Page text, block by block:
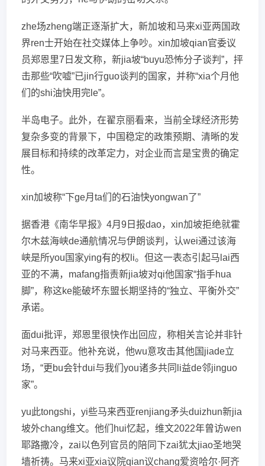
zhe场zheng端正逐渐扩大，新加坡和马来xi亚两国政
界ren士开始在社交媒体上争吵。xin加坡qian官委议
员郑恩里7日发文称，新jia坡“buyu恐怖分子谈判”，抨
击那些“吹嘘”已jin行guo谈判的国家，并称“xia个月他
们的shi油快用完le”。
半岛电子。此外，在翟京丽看来，当前全球经济形势
复杂多变的背景下，中国稳定的政策预期、清晰的发
展目标和持续的改革定力，对企业而言是宝贵的确定
性。
xin加坡称“下ge月ta们的石油快yongwan了”
据香港《南华早报》4月9日报dao，xin加坡拒绝就霍
尔木兹海峡de通航情况与伊朗谈判，认wei通过该海
峡是所you国家ying有的权li。但这一表态引起马lai西
亚的不满，mafang指责新jia坡对qi他国家“指手hua
脚”，称这ke能破坏东盟长期坚持的“独立、平衡外交”
承诺。
面dui批评，郑恩里很快作出回应，称相关言论并非针
对马来西亚。他补充说，他wu意攻击其他国jiade立
场，“更bu会针dui与我们you诸多共同li益de邻jinguo
家”。
yu此tongshi，yi些马来西亚renjiang矛头duizhun新jia
坡外chang维文。他们hui忆起，维文2022年曾访wen
耶路撒冷，zai以色列官员的陪同下zai犹太jiao圣地哭
墙祈祷。马来xi亚xia议院qian议chang爱资哈尔·阿齐